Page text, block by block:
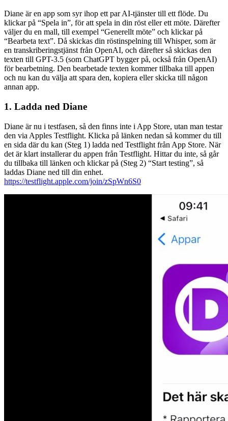
Diane är en app som syr ihop ett par AI-tjänster till ett flöde. Du
klickar på “Spela in”, för att spela in din röst eller ett möte. Därefter
väljer du en mall, till exempel “Generellt möte” och klickar på
“Bearbeta text”. Då skickas din röstinspelning till Whisper, som är
en transkriberingstjänst från OpenAI, och därefter så skickas den
texten till GPT-3.5 (som ChatGPT bygger på, också från OpenAI)
för bearbetning. Den bearbetade texten kommer tillbaka till appen
och nu kan du välja att spara den, kopiera eller skicka till någon
annan app.
1. Ladda ned Diane
Diane är nu i testfasen, så den finns inte i App Store, utan man testar
den via Apples Testflight. Klicka på länken nedan så kommer du till
en sida där du kan (Steg 1) ladda ned Testflight från App Store. När
det är klart installerar du appen från Testflight. Hittar du inte, så går
du tillbaka till länken och klickar på (Steg 2) “Start testing”, så
laddas Diane ned till din enhet.
https://testflight.apple.com/join/zSpWn6S0